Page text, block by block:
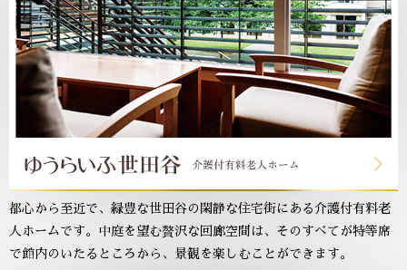
都心から至近で、緑豊な世田谷の閑静な住宅街にある介護付有料老
人ホームです。中庭を望む贅沢な回廊空間は、そのすべてが特等席
で館内のいたるところから、景観を楽しむことができます。